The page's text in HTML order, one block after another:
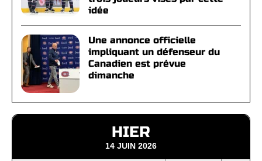
idée
Une annonce officielle
impliquant un défenseur du
Canadien est prévue
dimanche
HIER
14 JUIN 2026